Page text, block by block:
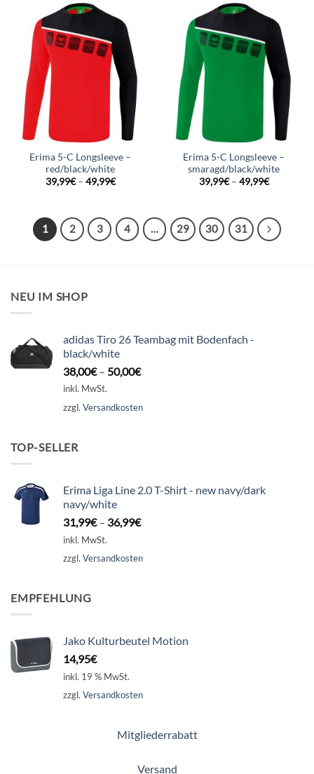
Erima 5-C Longsleeve –
red/black/white
39,99€– 49,99€
Erima 5-C Longsleeve –
smaragd/black/white
39,99€– 49,99€
1 2 3 4 … 29 30 31
NEU IM SHOP
adidas Tiro 26 Teambag mit Bodenfach -
black/white
38,00€– 50,00€
inkl. MwSt.
zzgl. Versandkosten
TOP-SELLER
Erima Liga Line 2.0 T-Shirt - new navy/dark
navy/white
31,99€– 36,99€
inkl. MwSt.
zzgl. Versandkosten
EMPFEHLUNG
Jako Kulturbeutel Motion
14,95€
inkl. 19 % MwSt.
zzgl. Versandkosten
Mitgliederrabatt
Versand